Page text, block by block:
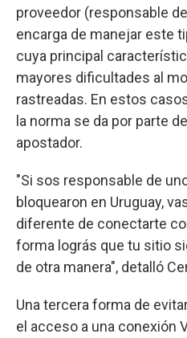
proveedor (responsable
encarga de manejar este
cuya principal
mayores dificultades al
rastreadas. En estos
la norma se da por parte
apostador.
"Si sos responsable de
bloquearon en Uruguay,
diferente de conectarte
forma lográs que tu sitio
de otra manera", detalló
Una tercera forma de
el acceso a una conexión